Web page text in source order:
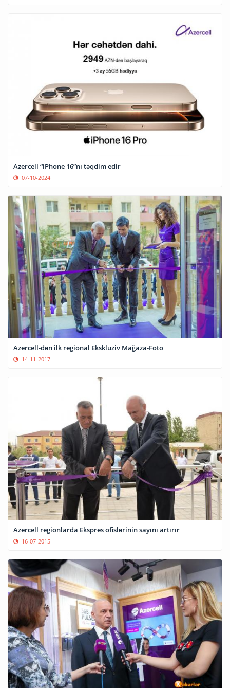
Azercell “iPhone 16”nı təqdim edir
07-10-2024
Azercell-dən ilk regional Eksklüziv Mağaza-Foto
14-11-2017
Azercell regionlarda Ekspres ofislərinin sayını artırır
16-07-2015